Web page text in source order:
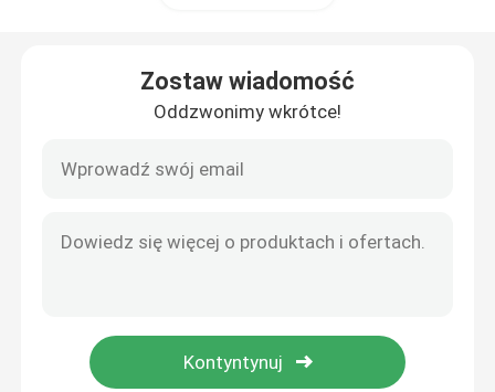
Zostaw wiadomość
Oddzwonimy wkrótce!